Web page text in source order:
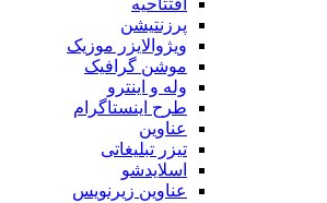
پرزنتیشن
ویژوالایزر موزیک
موشن گرافیک
وله و اینترو
طرح اینستاگرام
عناوین
تیزر تبلیغاتی
اسلایدشو
عناوین زیرنویس